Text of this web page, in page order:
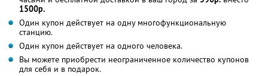
1500р.
Один купон действует на одну многофункциональную
станцию.
Один купон действует на одного человека.
Вы можете приобрести неограниченное количество купонов
для себя и в подарок.